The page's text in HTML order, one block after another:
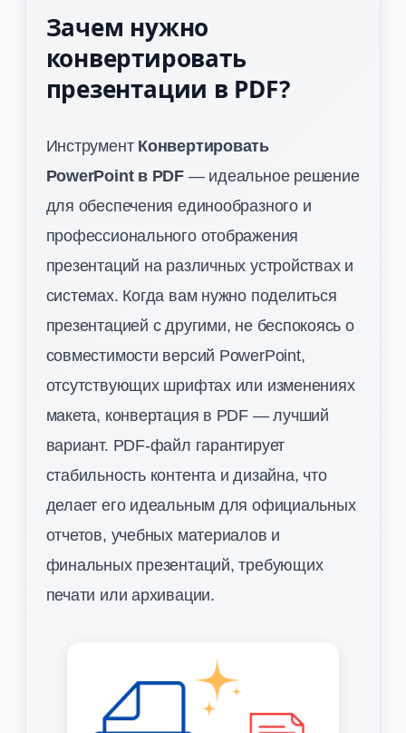
Зачем нужно
конвертировать
презентации в PDF?
Инструмент Конвертировать
PowerPoint в PDF — идеальное решение
для обеспечения единообразного и
профессионального отображения
презентаций на различных устройствах и
системах. Когда вам нужно поделиться
презентацией с другими, не беспокоясь о
совместимости версий PowerPoint,
отсутствующих шрифтах или изменениях
макета, конвертация в PDF — лучший
вариант. PDF-файл гарантирует
стабильность контента и дизайна, что
делает его идеальным для официальных
отчетов, учебных материалов и
финальных презентаций, требующих
печати или архивации.